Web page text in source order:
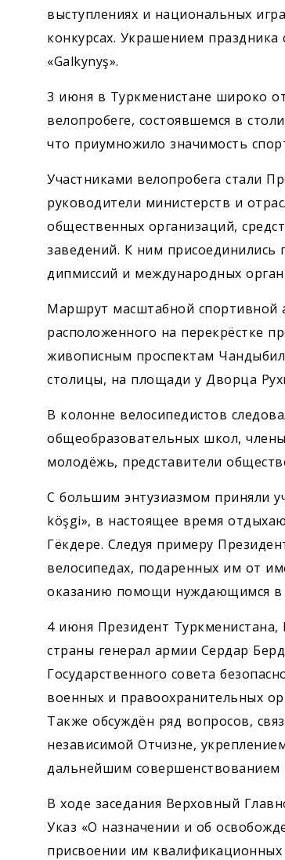
выступлениях и национальных
конкурсах. Украшением
«Galkynyş».
3 июня в Туркменистане широко
велопробеге, состоявшемся в
что приумножило значимость
Участниками велопробега стали
руководители министерств и
общественных организаций,
заведений. К ним присоединились
дипмиссий и международных
Маршрут масштабной спортивной
расположенного на перекрёстке
живописным проспектам
столицы, на площади у Дворца
В колонне велосипедистов
общеобразовательных школ,
молодёжь, представители
С большим энтузиазмом приняли
köşgi», в настоящее время
Гёкдере. Следуя примеру
велосипедах, подаренных им от
оказанию помощи нуждающимся в
4 июня Президент
страны генерал армии Сердар
Государственного совета
военных и правоохранительных
Также обсуждён ряд вопросов,
независимой Отчизне,
дальнейшим совершенствованием
В ходе заседания Верховный
Указ «О назначении и об
присвоении им квалификационных